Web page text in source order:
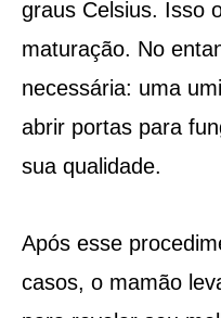
graus Celsius. Isso
maturação. No
necessária: uma
abrir portas para
sua qualidade.
Após esse
casos, o mamão